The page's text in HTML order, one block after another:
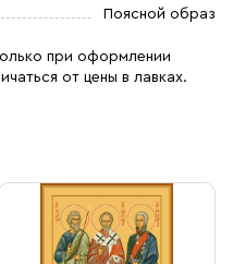
Поясной образ
при оформлении
от цены в лавках.